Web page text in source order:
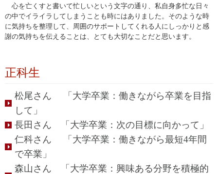
心を亡くすと書いて忙しいという文字の通り、私自身多忙な日々
の中でイライラしてしまうことも時にはありました。そのような時
に気持ちを整理して、周囲のサポートしてくれる人にしっかりと感
謝の気持ちを伝えることは、とても大切なことだと思います。
正科生
松尾さん 「大学卒業：働きながら卒業を目指
して」
長田さん 「大学卒業：次の目標に向かって」
仁科さん 「大学卒業：働きながら最短4年間
で卒業」
森山さん 「大学卒業：興味ある分野を積極的